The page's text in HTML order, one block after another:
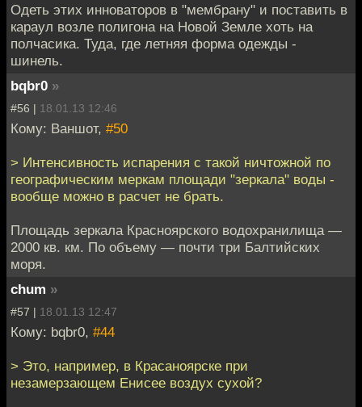
Одеть этих инноваторов в "мембрану" и поставить в
караул возле полигона на Новой Земле хоть на
полчасика. Туда, где летняя форма одежды -
шинель.
bqbr0 »
#56 | 18.01.13 12:46
Кому: Ваншот, #50
> Интенсивность испарения с такой ничтожной по
географическим меркам площади "зеркала" воды -
вообще можно в расчет не брать.
Площадь зеркала Красноярского водохранилища —
2000 кв. км. По объему — почти три Балтийских
моря.
chum »
#57 | 18.01.13 12:47
Кому: bqbr0, #44
> Это, например, в Красаноярске при
незамерзающем Енисее воздух сухой?